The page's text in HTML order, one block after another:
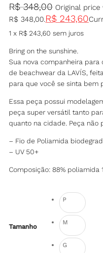
R$348,00 Original price
R$ 348,00.R$ 243,60
1 x R$ 243,60 sem juros
Bring on the sunshine.
Sua nova companheira para
de beachwear da LAVÍS,
para que você se sinta bem
Essa peça possui
peça super versátil tanto
quanto na cidade. Peça não
– Fio de Poliamida
– UV 50+
Composição: 88% poliamida
Tamanho
P
M
G